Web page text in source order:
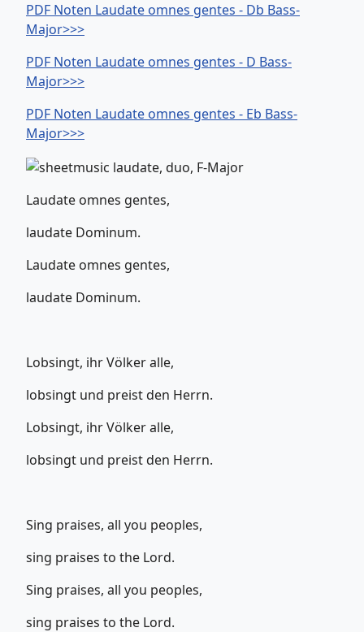
PDF Noten Laudate omnes gentes - Db Bass-
Major>>>
PDF Noten Laudate omnes gentes - D Bass-
Major>>>
PDF Noten Laudate omnes gentes - Eb Bass-
Major>>>
Laudate omnes gentes,
laudate Dominum.
Laudate omnes gentes,
laudate Dominum.
Lobsingt, ihr Völker alle,
lobsingt und preist den Herrn.
Lobsingt, ihr Völker alle,
lobsingt und preist den Herrn.
Sing praises, all you peoples,
sing praises to the Lord.
Sing praises, all you peoples,
sing praises to the Lord.